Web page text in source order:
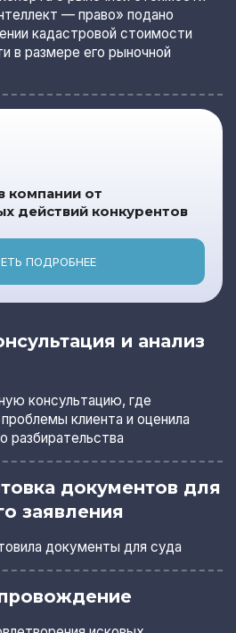
— право» подано
кадастровой стоимости
в размере его рыночной
компании от
действий конкурентов
ПОДРОБНЕЕ
и анализ
консультацию, где
клиента и оценила
разбирательства
документов для
заявления
документы для суда